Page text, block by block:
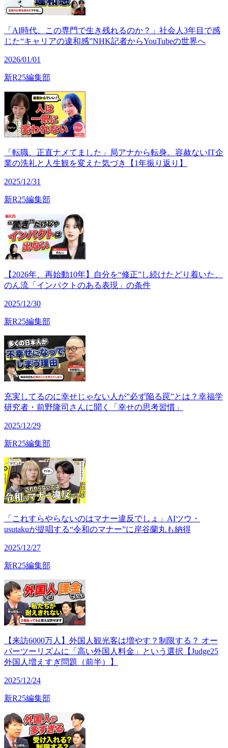
「AI時代、この専門で生き残れるのか？」社会人3年目で感
じた“キャリアの違和感”NHK記者からYouTubeの世界へ
2026/01/01
新R25編集部
「転職、正直ナメてました」局アナから転身。容赦ないIT企
業の洗礼と人生観を変えた気づき【1年振り返り】
2025/12/31
新R25編集部
【2026年、再始動10年】自分を“修正”し続けたどり着いた、
のん流「インパクトのある表現」の条件
2025/12/30
新R25編集部
充実してるのに幸せじゃない人が”必ず陥る罠”とは？幸福学
研究者・前野隆司さんに聞く「幸せの思考習慣」
2025/12/29
新R25編集部
「これすらやらないのはマナー違反でしょ」AIツウ・
usutakuが提唱する“令和のマナー”に岸谷蘭丸も納得
2025/12/27
新R25編集部
【来訪6000万人】外国人観光客は増やす？制限する？ オー
バーツーリズムに「高い外国人料金」という選択【Judge25
外国人増えすぎ問題（前半）】
2025/12/24
新R25編集部